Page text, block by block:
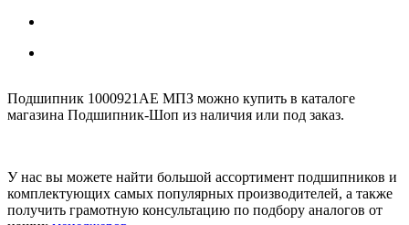
Подшипник 1000921АЕ МПЗ можно купить в каталоге
магазина Подшипник-Шоп из наличия или под заказ.
У нас вы можете найти большой ассортимент подшипников и
комплектующих самых популярных производителей, а также
получить грамотную консультацию по подбору аналогов от